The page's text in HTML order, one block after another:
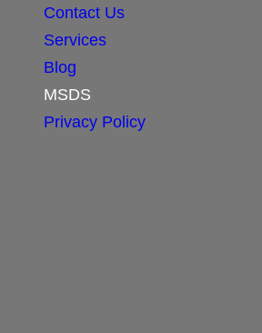
Contact Us
Services
Blog
MSDS
Privacy Policy